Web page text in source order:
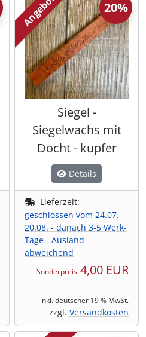
Angebot
Siegel -
Siegelwachs mit
Docht - kupfer
Details
Lieferzeit:
geschlossen vom 24.07.
20.08. - danach 3-5 Werk-
Tage - Ausland
abweichend
Sonderpreis 4,00 EUR
20%
inkl. deutscher 19 % MwSt.
zzgl. Versandkosten